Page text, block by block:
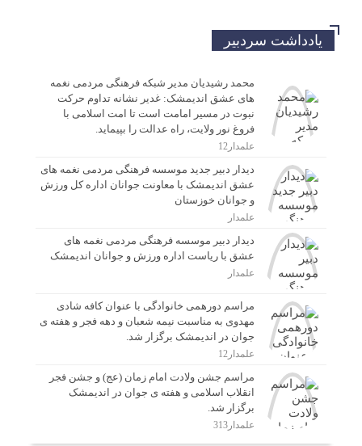
یادداشت سردبیر
محمد رشیدیان مدیر شبکه فرهنگی مردمی نغمه
های عشق اندیمشک: غدیر نشانه تداوم حرکت
نبوت در مسیر امامت است تا امت اسلامی با
فروغ نور ولایت، راه عدالت را بپیماید.
علمدار12
دیدار دبیر جدید موسسه فرهنگی مردمی نغمه های
عشق اندیمشک با معاونت جوانان اداره کل ورزش
و جوانان خوزستان
علمدار
دیدار دبیر موسسه فرهنگی مردمی نغمه های
عشق با ریاست اداره ورزش و جوانان اندیمشک
علمدار
مراسم دورهمی خانوادگی با عنوان کافه شادی
مهدوی به مناسبت نیمه شعبان و دهه فجر و هفته ی
جوان در اندیمشک برگزار شد.
علمدار12
مراسم جشن ولادت امام زمان (عج) و جشن فجر
انقلاب اسلامی و هفته ی جوان در اندیمشک
برگزار شد.
علمدار313